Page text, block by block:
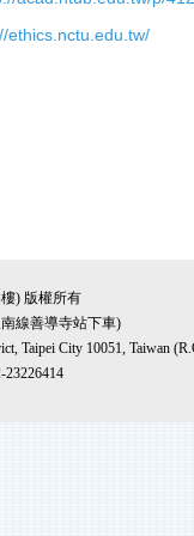
ethics.nctu.edu.tw/
) 版權所有
線善導寺站下車)
Taipei City 10051, Taiwan